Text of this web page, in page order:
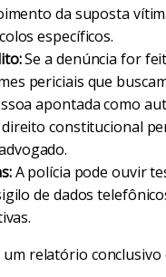
da suposta
específicos.
Se a denúncia for
periciais que
apontada como
constitucional
A polícia pode ouvir
de dados
relatório